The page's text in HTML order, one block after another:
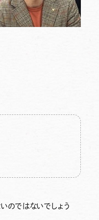
のではないでしょう